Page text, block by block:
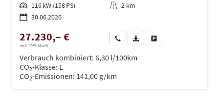
Leistung 116 kW (158 PS) Kilometerstand 2 km
30.06.2026
27.230,– €
incl. 19% MwSt.
Wir rufen Sie anPDF-Datei, Fahrzeugexposé
Verbrauch kombiniert: 6,30 l/100km
CO2-Klasse: E
CO2-Emissionen: 141,00 g/km